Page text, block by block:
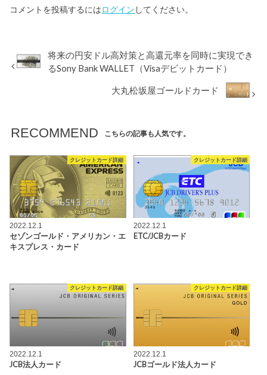
コメントを投稿するにはログイン してください。
将来の円安ドル高対策と高還元率を同時に実現でき
るSony Bank WALLET（Visaデビットカード）
大丸松坂屋ゴールドカード
RECOMMEND こちらの記事も人気です。
クレジットカード詳細
2022.12.1
セゾンゴールド・アメリカン・エ
キスプレス・カード
クレジットカード詳細
2022.12.1
ETC/JCBカード
クレジットカード詳細
2022.12.1
JCB法人カード
クレジットカード詳細
2022.12.1
JCBゴールド法人カード